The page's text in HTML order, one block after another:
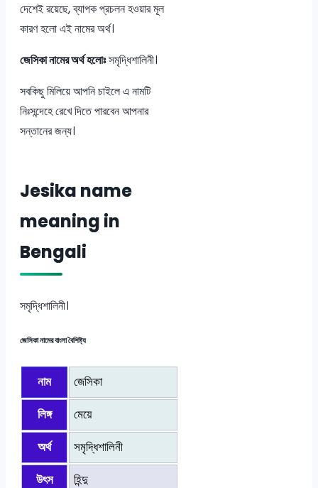
দেশেই রয়েছে, ব্যাপক প্রচলন হওয়ার মূল
কারণ হলো এই নামের অর্থ।
জেসিকা নামের অর্থ হলোঃসমৃদ্ধিশালিনী।
সবকিছু মিলিয়ে আপনি চাইলে এ নামটি
নিঃসন্দেহে রেখে দিতে পারবেন আপনার
সন্তানের জন্য।
Jesika name
meaning in
Bengali
সমৃদ্ধিশালিনী।
জেসিকা নামের বাংলা বৈশিষ্ট্য
নাম জেসিকা
লিঙ্গ মেয়ে
অর্থ সমৃদ্ধিশালিনী
উৎস হিন্দু